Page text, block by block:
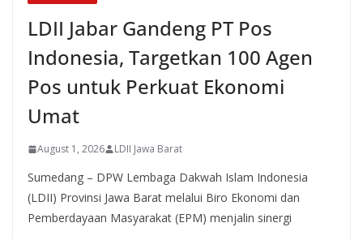
LDII Jabar Gandeng PT Pos
Indonesia, Targetkan 100 Agen
Pos untuk Perkuat Ekonomi
Umat
August 1, 2026 LDII Jawa Barat
Sumedang – DPW Lembaga Dakwah Islam Indonesia
(LDII) Provinsi Jawa Barat melalui Biro Ekonomi dan
Pemberdayaan Masyarakat (EPM) menjalin sinergi